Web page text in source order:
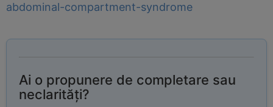
abdominal-compartment-syndrome
Ai o propunere de completare sau
neclarități?